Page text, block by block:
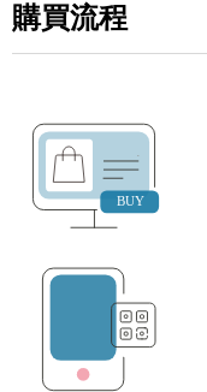
購買流程